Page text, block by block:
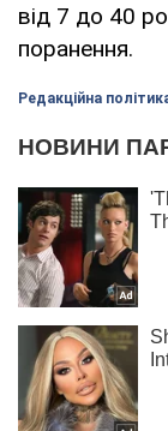
від 7 до 40
поранення.
Редакційна